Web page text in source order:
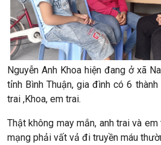
Nguyễn Anh Khoa hiện đang ở xã
tỉnh Bình Thuận, gia đình có 6 thành
trai ,Khoa, em trai.
Thật không may mắn, anh trai và em
mạng phải vất vả đi truyền máu